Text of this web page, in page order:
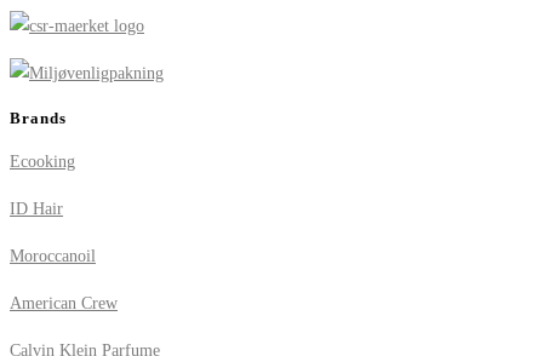
Brands
Ecooking
ID Hair
Moroccanoil
American Crew
Calvin Klein Parfume